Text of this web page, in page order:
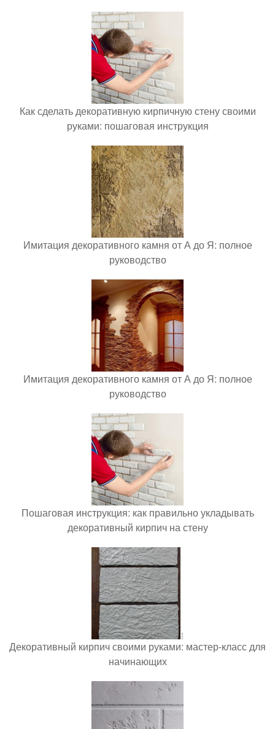
Как сделать декоративную кирпичную стену своими
руками: пошаговая инструкция
Имитация декоративного камня от А до Я: полное
руководство
Имитация декоративного камня от А до Я: полное
руководство
Пошаговая инструкция: как правильно укладывать
декоративный кирпич на стену
Декоративный кирпич своими руками: мастер-класс для
начинающих